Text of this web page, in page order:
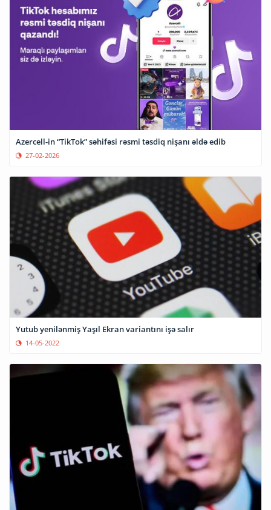
Azercell-in “TikTok” səhifəsi rəsmi təsdiq nişanı əldə edib
27-02-2026
Yutub yenilənmiş Yaşıl Ekran variantını işə salır
14-05-2022